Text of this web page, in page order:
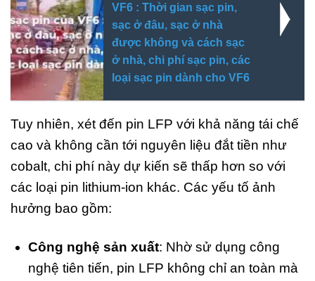
VF6 : Thời gian sạc pin,
sạc ở đâu, sạc ở nhà
được không và cách sạc
ở nhà, chi phí sạc pin, các
loại sạc pin dành cho VF6
Tuy nhiên, xét đến pin LFP với khả năng tái chế
cao và không cần tới nguyên liệu đắt tiền như
cobalt, chi phí này dự kiến sẽ thấp hơn so với
các loại pin lithium-ion khác. Các yếu tố ảnh
hưởng bao gồm:
Công nghệ sản xuất: Nhờ sử dụng công
nghệ tiên tiến, pin LFP không chỉ an toàn mà